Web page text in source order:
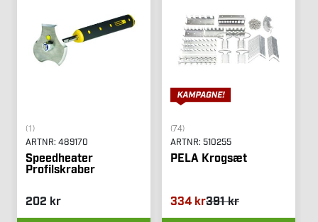
(1)
ARTNR: 489170
Speedheater
Profilskraber
202 kr
(74)
ARTNR: 510255
PELA Krogsæt
334 kr391 kr